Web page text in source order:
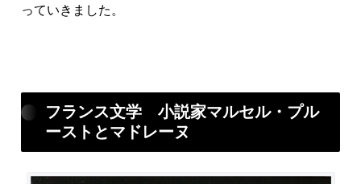
っていきました。
フランス文学 小説家マルセル・プル
ーストとマドレーヌ